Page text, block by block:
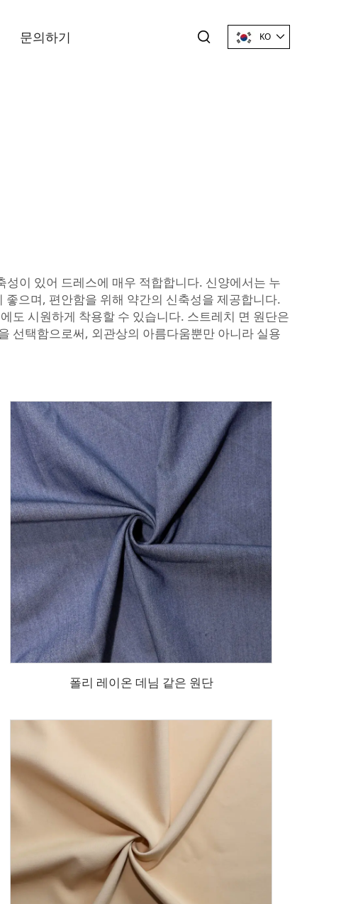
문의하기 KO
이 있어 드레스에 매우 적합합니다. 신양에서는 누
으며, 편안함을 위해 약간의 신축성을 제공합니다.
도 시원하게 착용할 수 있습니다. 스트레치 면 원단은
선택함으로써, 외관상의 아름다움뿐만 아니라 실용
폴리 레이온 데님 같은 원단